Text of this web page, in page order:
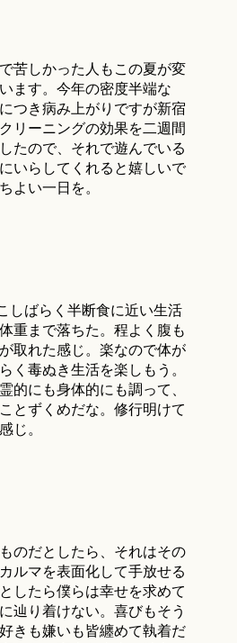
苦しかった人もこの夏が変
ます。今年の密度半端な
つき病み上がりですが新宿
リーニングの効果を二週間
たので、それで遊んでいる
いらしてくれると嬉しいで
よい一日を。
しばらく半断食に近い生活
重まで落ちた。程よく腹も
取れた感じ。楽なので体が
く毒ぬき生活を楽しもう。
的にも身体的にも調って、
とずくめだな。修行明けて
じ。
のだとしたら、それはその
ルマを表面化して手放せる
したら僕らは幸せを求めて
辿り着けない。喜びもそう
きも嫌いも皆纏めて執着だ